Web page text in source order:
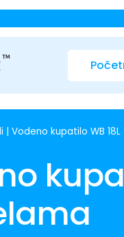
Vodeno kupatilo WB